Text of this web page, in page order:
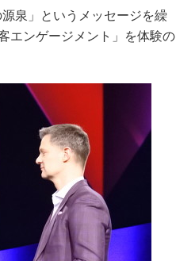
泉」というメッセージを繰
エンゲージメント」を体験の